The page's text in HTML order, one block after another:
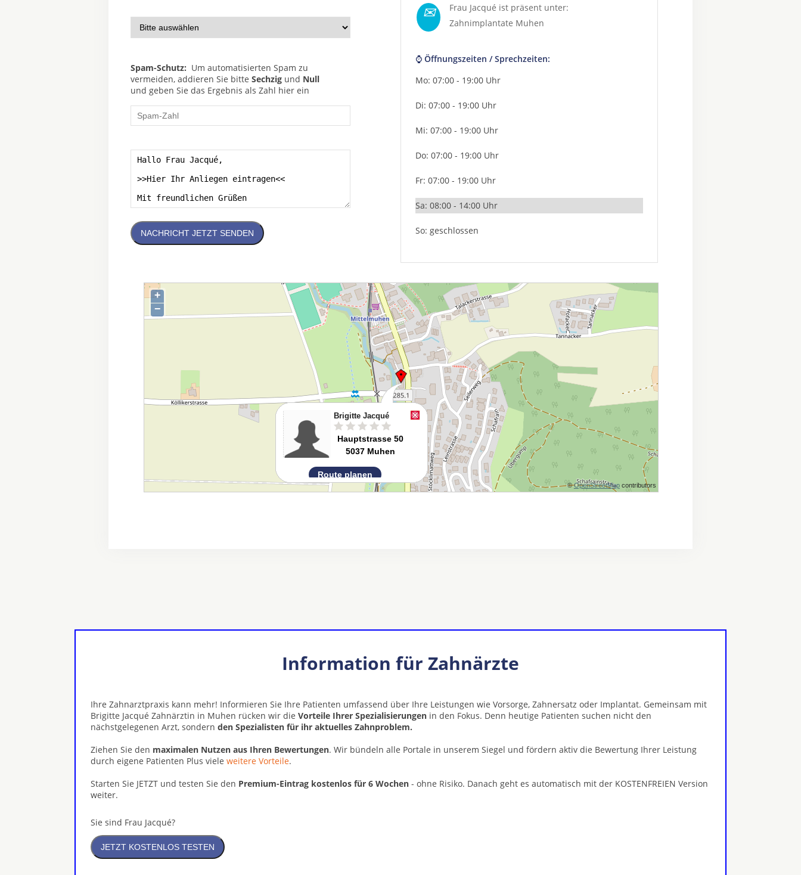
Spam-Schutz: Um automatisierten Spam zu
vermeiden, addieren Sie bitte Sechzig und Null
und geben Sie das Ergebnis als Zahl hier ein
NACHRICHT JETZT SENDEN
✉
Frau Jacqué ist präsent unter:
Zahnimplantate Muhen
⌚ Öffnungszeiten / Sprechzeiten:
Mo: 07:00 - 19:00 Uhr
Di: 07:00 - 19:00 Uhr
Mi: 07:00 - 19:00 Uhr
Do: 07:00 - 19:00 Uhr
Fr: 07:00 - 19:00 Uhr
Sa: 08:00 - 14:00 Uhr
So: geschlossen
Information für Zahnärzte
Ihre Zahnarztpraxis kann mehr! Informieren Sie Ihre Patienten umfassend über Ihre Leistungen wie Vorsorge, Zahnersatz oder Implantat. Gemeinsam mit
Brigitte Jacqué Zahnärztin in Muhen rücken wir die Vorteile Ihrer Spezialisierungen in den Fokus. Denn heutige Patienten suchen nicht den
nächstgelegenen Arzt, sondern den Spezialisten für ihr aktuelles Zahnproblem.
Ziehen Sie den maximalen Nutzen aus Ihren Bewertungen. Wir bündeln alle Portale in unserem Siegel und fördern aktiv die Bewertung Ihrer Leistung
durch eigene Patienten Plus viele weitere Vorteile.
Starten Sie JETZT und testen Sie den Premium-Eintrag kostenlos für 6 Wochen - ohne Risiko. Danach geht es automatisch mit der KOSTENFREIEN Version
weiter.
Sie sind Frau Jacqué?